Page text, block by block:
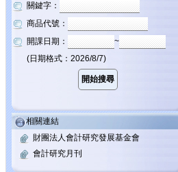
關鍵字：
商品代號：
開課日期：
~
(日期格式：2026/8/7)
相關連結
財團法人會計研究發展基金會
會計研究月刊